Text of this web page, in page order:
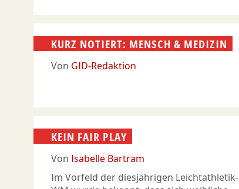
KURZ NOTIERT: MENSCH & MEDIZIN
Von GID-Redaktion
KEIN FAIR PLAY
Von Isabelle Bartram
Im Vorfeld der diesjährigen Leichtathletik-